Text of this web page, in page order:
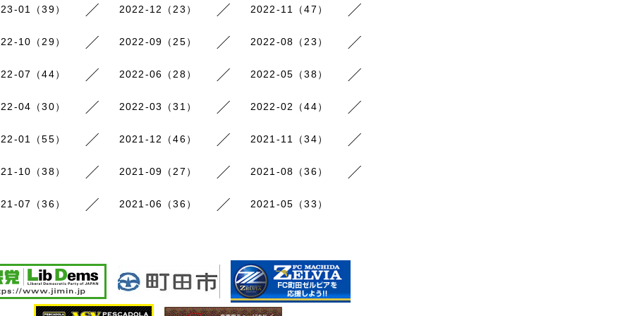
01（39） 2022-12（23） 2022-11（47）
10（29） 2022-09（25） 2022-08（23）
07（44） 2022-06（28） 2022-05（38）
04（30） 2022-03（31） 2022-02（44）
01（55） 2021-12（46） 2021-11（34）
10（38） 2021-09（27） 2021-08（36）
07（36） 2021-06（36） 2021-05（33）